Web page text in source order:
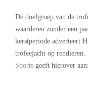
De doelgroep van de
waarderen zonder een
kerstperiode adverteert
trofeejacht op rendieren.
Sports geeft hierover aan: